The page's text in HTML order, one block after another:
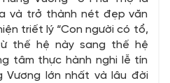
và trở thành nét đẹp văn
triết lý “Con người có tổ,
thế hệ này sang thế hệ
tâm thực hành nghi lễ tín
Vương lớn nhất và lâu đời